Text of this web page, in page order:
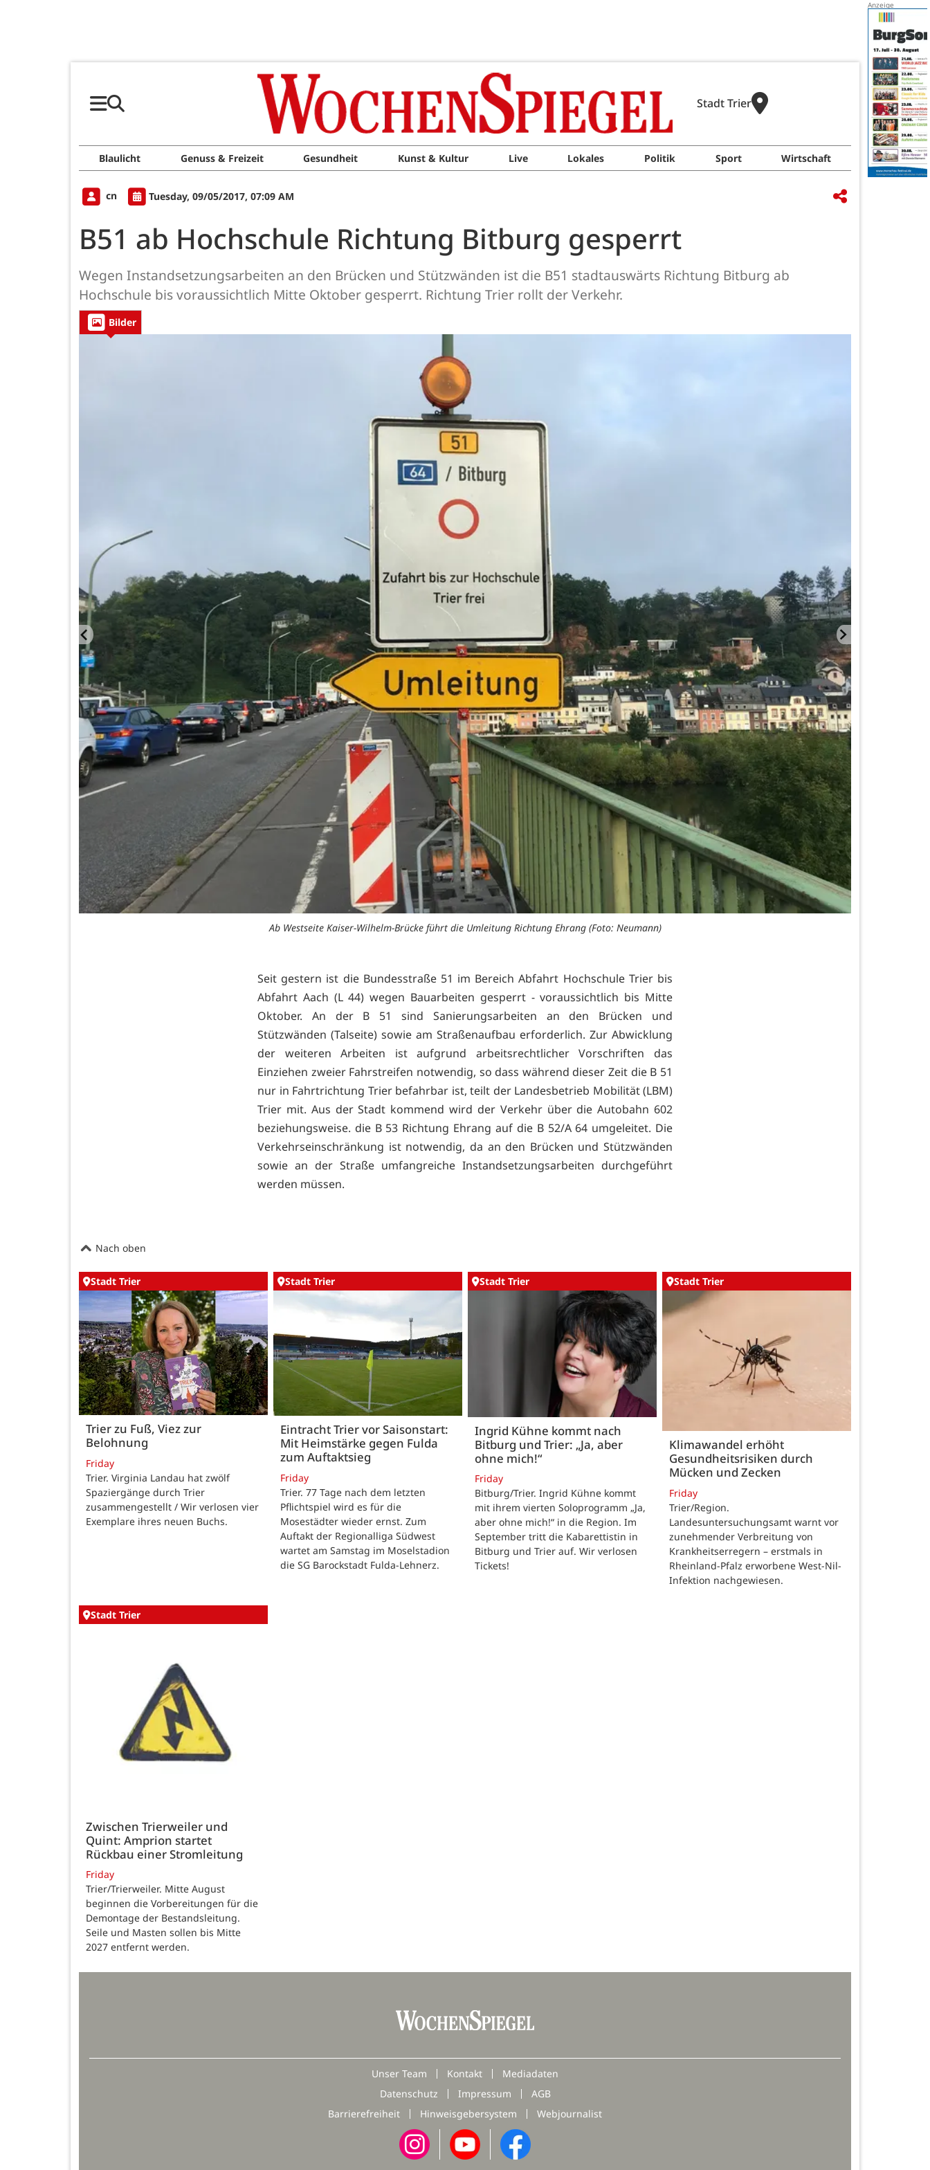
Stadt Trier
Blaulicht Genuss & Freizeit Gesundheit Kunst & Kultur Live Lokales Politik Sport Wirtschaft
cn Tuesday, 09/05/2017, 07:09 AM
B51 ab Hochschule Richtung Bitburg gesperrt
Wegen Instandsetzungsarbeiten an den Brücken und Stützwänden ist die B51 stadtauswärts Richtung Bitburg ab
Hochschule bis voraussichtlich Mitte Oktober gesperrt. Richtung Trier rollt der Verkehr.
Bilder
Ab Westseite Kaiser-Wilhelm-Brücke führt die Umleitung Richtung Ehrang (Foto: Neumann)
Seit gestern ist die Bundesstraße 51 im Bereich Abfahrt Hochschule Trier bis
Abfahrt Aach (L 44) wegen Bauarbeiten gesperrt - voraussichtlich bis Mitte
Oktober. An der B 51 sind Sanierungsarbeiten an den Brücken und
Stützwänden (Talseite) sowie am Straßenaufbau erforderlich. Zur Abwicklung
der weiteren Arbeiten ist aufgrund arbeitsrechtlicher Vorschriften das
Einziehen zweier Fahrstreifen notwendig, so dass während dieser Zeit die B 51
nur in Fahrtrichtung Trier befahrbar ist, teilt der Landesbetrieb Mobilität (LBM)
Trier mit. Aus der Stadt kommend wird der Verkehr über die Autobahn 602
beziehungsweise. die B 53 Richtung Ehrang auf die B 52/A 64 umgeleitet. Die
Verkehrseinschränkung ist notwendig, da an den Brücken und Stützwänden
sowie an der Straße umfangreiche Instandsetzungsarbeiten durchgeführt
werden müssen.
Nach oben
Stadt Trier
Trier zu Fuß, Viez zur
Belohnung
Friday
Trier. Virginia Landau hat zwölf
Spaziergänge durch Trier
zusammengestellt / Wir verlosen vier
Exemplare ihres neuen Buchs.
Stadt Trier
Eintracht Trier vor Saisonstart:
Mit Heimstärke gegen Fulda
zum Auftaktsieg
Friday
Trier. 77 Tage nach dem letzten
Pflichtspiel wird es für die
Mosestädter wieder ernst. Zum
Auftakt der Regionalliga Südwest
wartet am Samstag im Moselstadion
die SG Barockstadt Fulda-Lehnerz.
Stadt Trier
Ingrid Kühne kommt nach
Bitburg und Trier: „Ja, aber
ohne mich!“
Friday
Bitburg/Trier. Ingrid Kühne kommt
mit ihrem vierten Soloprogramm „Ja,
aber ohne mich!“ in die Region. Im
September tritt die Kabarettistin in
Bitburg und Trier auf. Wir verlosen
Tickets!
Stadt Trier
Klimawandel erhöht
Gesundheitsrisiken durch
Mücken und Zecken
Friday
Trier/Region.
Landesuntersuchungsamt warnt vor
zunehmender Verbreitung von
Krankheitserregern – erstmals in
Rheinland-Pfalz erworbene West-Nil-
Infektion nachgewiesen.
Stadt Trier
Zwischen Trierweiler und
Quint: Amprion startet
Rückbau einer Stromleitung
Friday
Trier/Trierweiler. Mitte August
beginnen die Vorbereitungen für die
Demontage der Bestandsleitung.
Seile und Masten sollen bis Mitte
2027 entfernt werden.
Unser Team Kontakt
Mediadaten
Datenschutz
Impressum
AGB
Barrierefreiheit
Hinweisgebersystem Webjournalist